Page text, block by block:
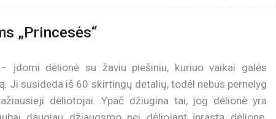
„Princesės“
įdomi dėlionė su žaviu piešiniu, kuriuo vaikai galės
Ji susideda iš 60 skirtingų detalių, todėl nebus pernelyg
dėliotojai. Ypač džiugina tai, jog dėlionė yra